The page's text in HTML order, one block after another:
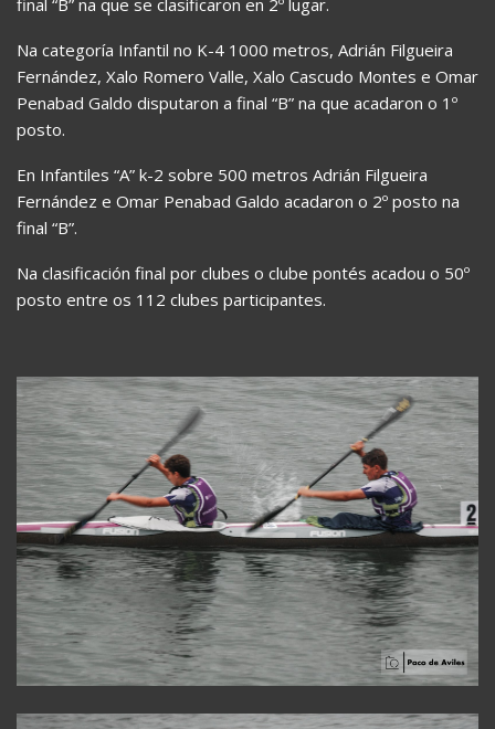
Na categoría Infantil no K-4 1000 metros, Adrián Filgueira
Fernández, Xalo Romero Valle, Xalo Cascudo Montes e Omar
Penabad Galdo disputaron a final “B” na que acadaron o 1º
posto.
En Infantiles “A” k-2 sobre 500 metros Adrián Filgueira
Fernández e Omar Penabad Galdo acadaron o 2º posto na
final “B”.
Na clasificación final por clubes o clube pontés acadou o 50º
posto entre os 112 clubes participantes.